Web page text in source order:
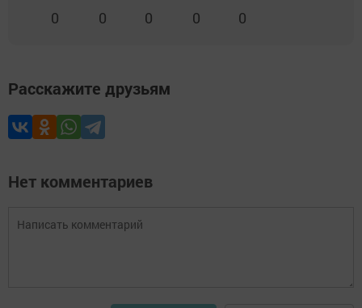
0 0 0 0 0
Расскажите друзьям
Нет комментариев